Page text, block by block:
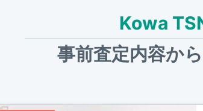
Kowa
事前査定内容か